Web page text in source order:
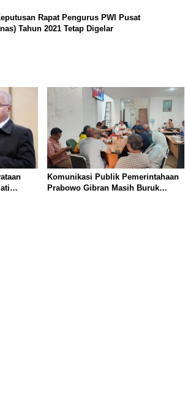
Rapat Pengurus PWI Pusat
Tahun 2021 Tetap Digelar
Komunikasi Publik Pemerintahaan
Prabowo Gibran Masih Buruk